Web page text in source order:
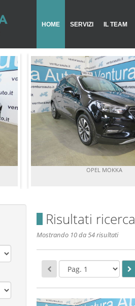
HOME SERVIZI IL TEAM
OPEL MOKKA
Risultati ricerca
Mostrando 10 da 54 risultati